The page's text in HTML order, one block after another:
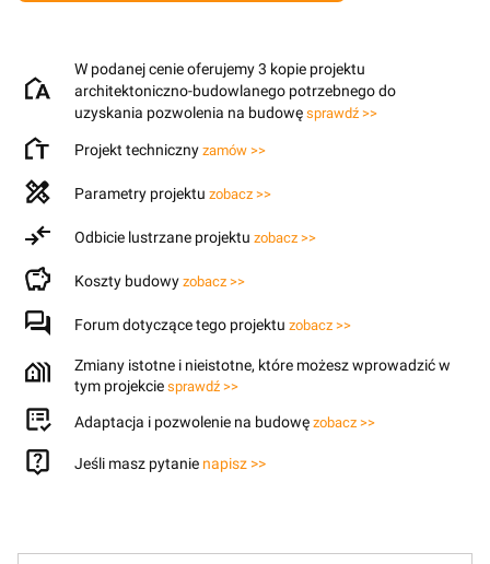
W podanej cenie oferujemy 3 kopie projektu
architektoniczno-budowlanego potrzebnego do
uzyskania pozwolenia na budowę sprawdź >>
Projekt techniczny zamów >>
Parametry projektu zobacz >>
Odbicie lustrzane projektu zobacz >>
Koszty budowy zobacz >>
Forum dotyczące tego projektu zobacz >>
Zmiany istotne i nieistotne, które możesz wprowadzić w
tym projekcie sprawdź >>
Adaptacja i pozwolenie na budowę zobacz >>
Jeśli masz pytanie napisz >>